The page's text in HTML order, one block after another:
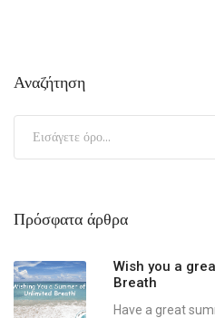
Αναζήτηση
Πρόσφατα άρθρα
Wish you a
Breath
Have a great